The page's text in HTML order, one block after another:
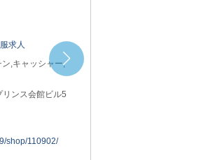
求人
,キャッシャー,
ンス会館ビル5
shop/110902/